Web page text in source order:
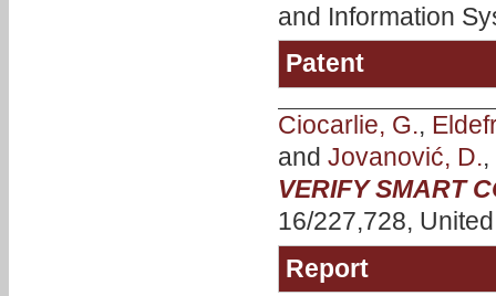
and Information
Patent
Ciocarlie, G.,
and Jovanović, D.,
VERIFY SMART
16/227,728,
Report